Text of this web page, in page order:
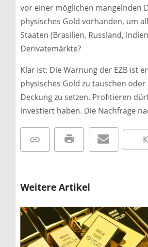
vor einer möglichen mangelnden
physisches Gold vorhanden, um
Staaten (Brasilien, Russland,
Derivatemärkte?
Klar ist: Die Warnung der EZB ist
physisches Gold zu tauschen
Deckung zu setzen. Profitieren
investiert haben. Die Nachfrage
Weitere Artikel